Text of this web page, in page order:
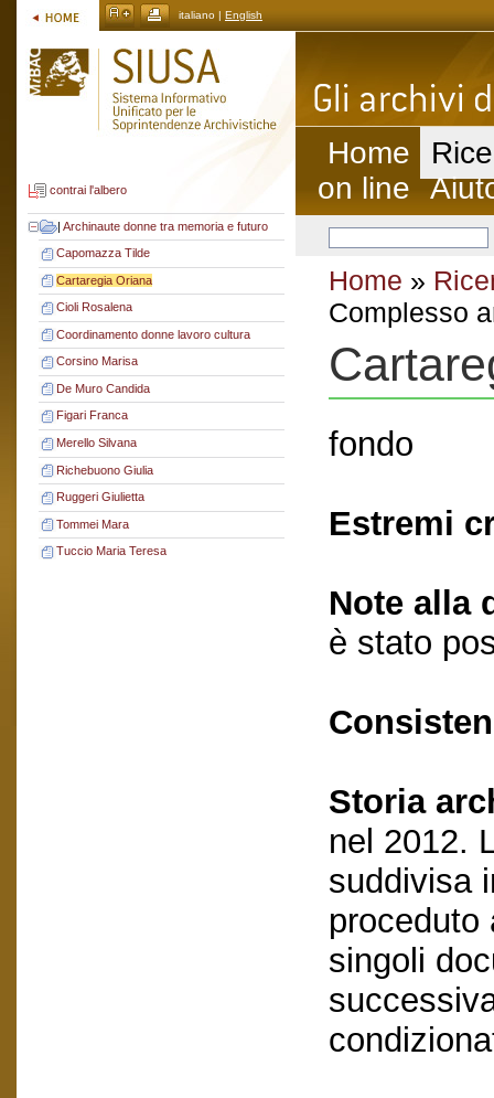
italiano | English
contrai l'albero
| Archinaute donne tra memoria e futuro
Capomazza Tilde
Cartaregia Oriana
Cioli Rosalena
Coordinamento donne lavoro cultura
Corsino Marisa
De Muro Candida
Figari Franca
Merello Silvana
Richebuono Giulia
Ruggeri Giulietta
Tommei Mara
Tuccio Maria Teresa
Home
on line
Home »
Complesso
fondo
Estremi
Note alla
è stato
Storia
nel 2012.
suddivisa
proceduto
singoli